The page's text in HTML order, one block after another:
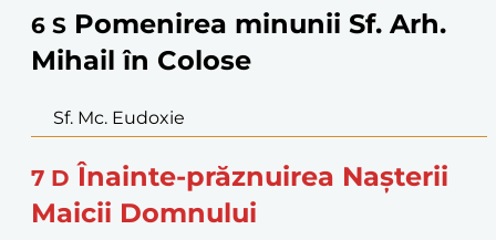
6 S Pomenirea minunii Sf. Arh.
Mihail în Colose
Sf. Mc. Eudoxie
7 D Înainte-prăznuirea Nașterii
Maicii Domnului